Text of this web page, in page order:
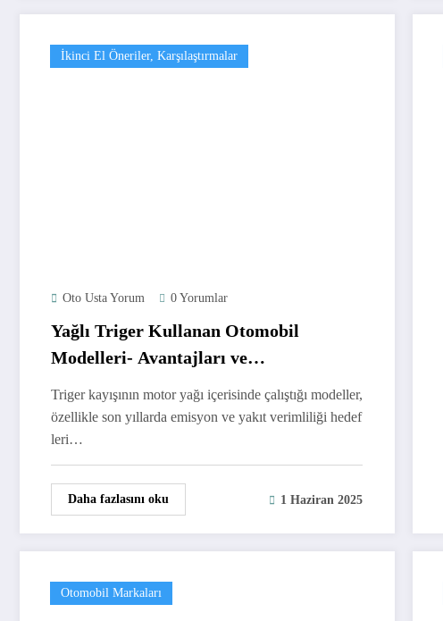
İkinci El Öneriler, Karşılaştırmalar
Oto Usta Yorum 0 Yorumlar
Yağlı Triger Kullanan Otomobil
Modelleri- Avantajları ve
Triger kayışının motor yağı içerisinde çalıştığı modeller,
özellikle son yıllarda emisyon ve yakıt verimliliği hedef
leri…
Daha fazlasını oku 1 Haziran 2025
Otomobil Markaları